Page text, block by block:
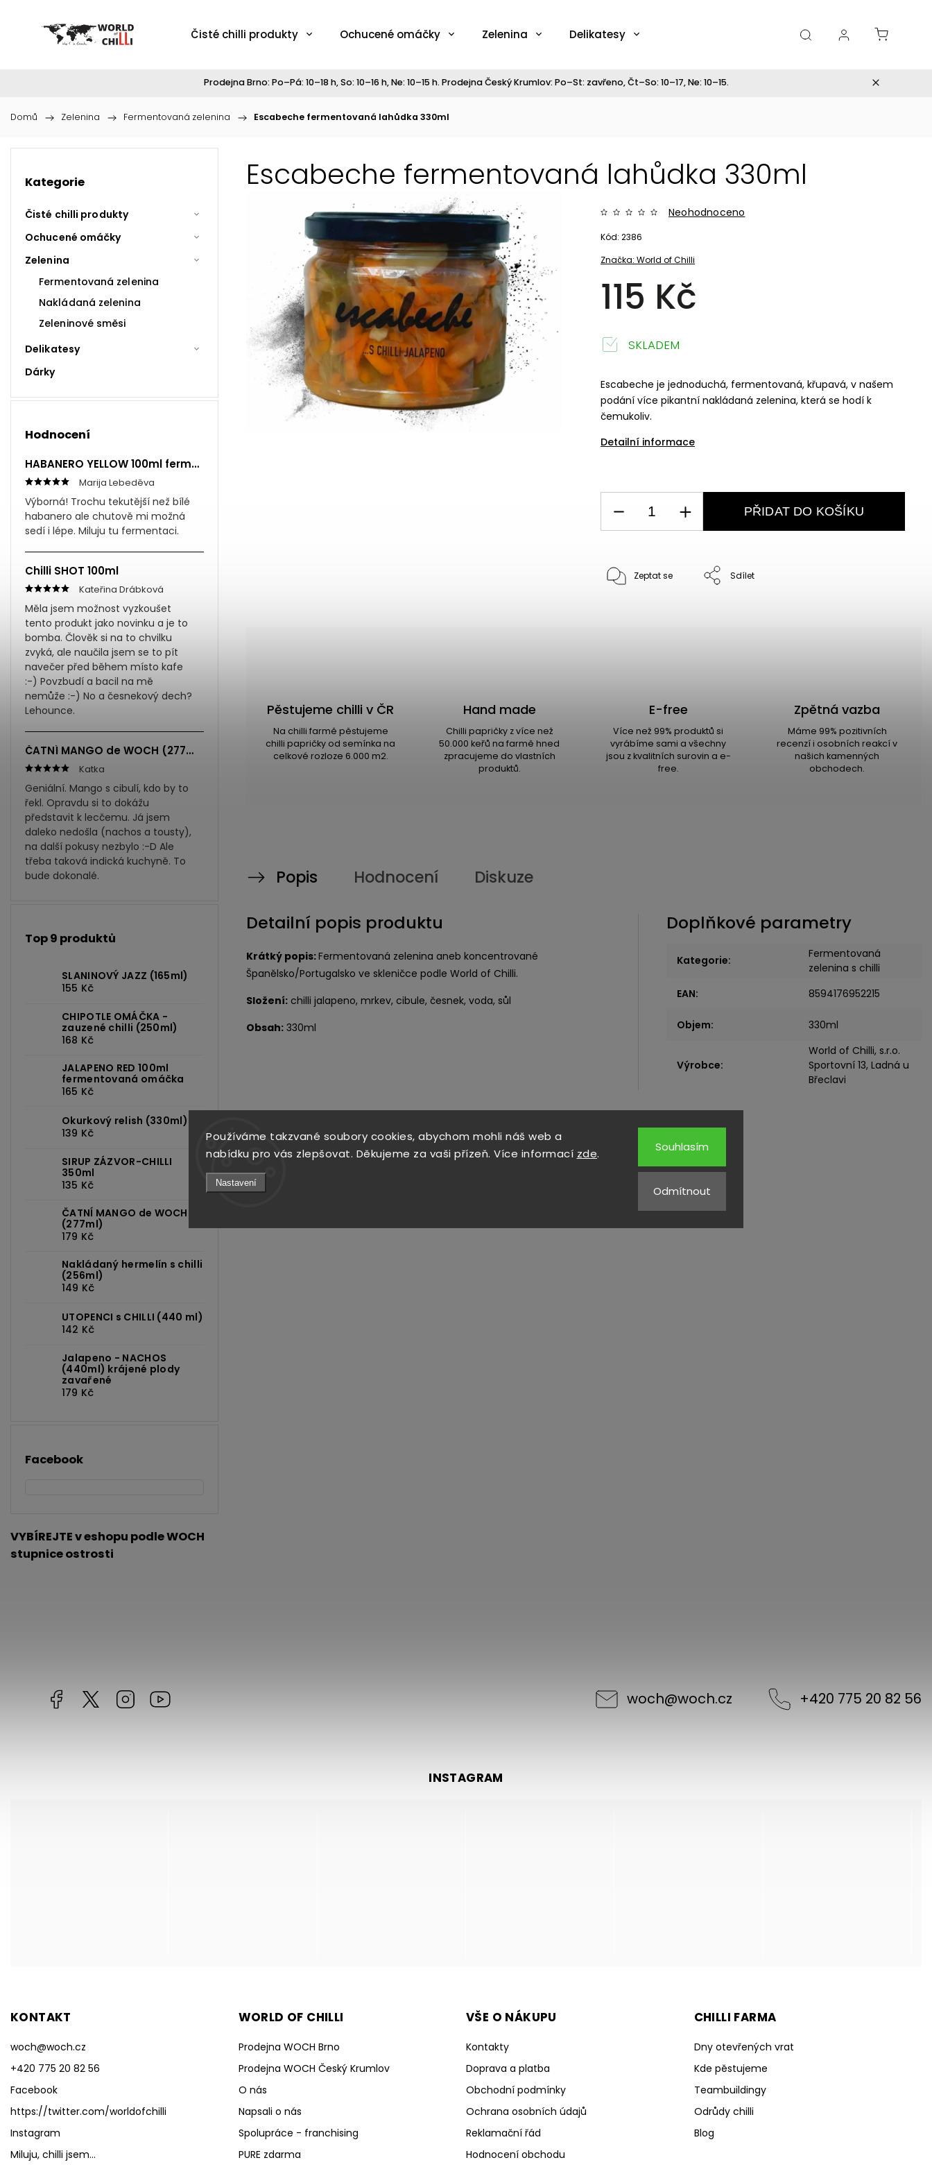
Používáme takzvané soubory cookies, abychom mohli náš web a
nabídku pro vás zlepšovat. Děkujeme za vaši přízeň. Více informací zde.
Nastavení
Odmítnout
Souhlasím
Čisté chilli produkty Ochucené omáčky Zelenina Delikatesy
Prodejna Brno: Po–Pá: 10–18 h, So: 10–16 h, Ne: 10–15 h. Prodejna Český Krumlov: Po–St: zavřeno, Čt–So: 10–17, Ne: 10–15.
Domů / Zelenina / Fermentovaná zelenina / Escabeche fermentovaná lahůdka 330ml
Kategorie
Čisté chilli produkty
Ochucené omáčky
Zelenina
Fermentovaná zelenina
Nakládaná zelenina
Zeleninové směsi
Delikatesy
Dárky
Hodnocení
HABANERO YELLOW 100ml fermentovaná omáčka
Marija Lebeděva
Výborná! Trochu tekutější než bílé
habanero ale chutově mi možná
sedí i lépe. Miluju tu fermentaci.
Chilli SHOT 100ml
Kateřina Drábková
Měla jsem možnost vyzkoušet
tento produkt jako novinku a je to
bomba. Člověk si na to chvilku
zvyká, ale naučila jsem se to pít
navečer před během místo kafe
:-) Povzbudí a bacil na mě
nemůže :-) No a česnekový dech?
Lehounce.
ČATNÍ MANGO de WOCH (277ml)
Katka
Geniální. Mango s cibulí, kdo by to
řekl. Opravdu si to dokážu
představit k lecčemu. Já jsem
daleko nedošla (nachos a tousty),
na další pokusy nezbylo :-D Ale
třeba taková indická kuchyně. To
bude dokonalé.
Top 9 produktů
SLANINOVÝ JAZZ (165ml)
155 Kč
CHIPOTLE OMÁČKA -
zauzené chilli (250ml)
168 Kč
JALAPENO RED 100ml
fermentovaná omáčka
165 Kč
Okurkový relish (330ml)
139 Kč
SIRUP ZÁZVOR-CHILLI
350ml
135 Kč
ČATNÍ MANGO de WOCH
(277ml)
179 Kč
Nakládaný hermelín s chilli
(256ml)
149 Kč
UTOPENCI s CHILLI (440 ml)
142 Kč
Jalapeno - NACHOS
(440ml) krájené plody
zavařené
179 Kč
Facebook
VYBÍREJTE v eshopu podle WOCH
stupnice ostrosti
Escabeche fermentovaná lahůdka 330ml
Značka: World of Chilli
Neohodnoceno
115 Kč
Kód: 2386
Escabeche je jednoduchá, fermentovaná, křupavá, v našem
podání více pikantní nakládaná zelenina, která se hodí k
čemukoliv.
Detailní informace
SKLADEM
PŘIDAT DO KOŠÍKU
Zeptat se Sdílet
Pěstujeme chilli v ČR
Na chilli farmě pěstujeme
chilli papričky od semínka na
celkové rozloze 6.000 m2.
Hand made
Chilli papričky z více než
50.000 keřů na farmě hned
zpracujeme do vlastních
produktů.
E-free
Více než 99% produktů si
vyrábíme sami a všechny
jsou z kvalitních surovin a e-
free.
Zpětná vazba
Máme 99% pozitivních
recenzí i osobních reakcí v
našich kamenných
obchodech.
Popis Hodnocení Diskuze
Detailní popis produktu
Krátký popis:Fermentovaná zelenina aneb koncentrované
Španělsko/Portugalsko ve skleničce podle World of Chilli.
Složení: chilli jalapeno, mrkev, cibule, česnek, voda, sůl
Obsah: 330ml
Doplňkové parametry
Kategorie:
Fermentovaná
zelenina s chilli
EAN: 8594176952215
Objem: 330ml
Výrobce:
World of Chilli, s.r.o.
Sportovní 13, Ladná u
Břeclavi
Facebookhttps://twitter.com/worldofchilli
Instagram woch@woch.cz +420 775 20 82 56
KONTAKT
woch@woch.cz
+420 775 20 82 56
Facebook
https://twitter.com/worldofchilli
Instagram
Miluju, chilli jsem...
WORLD OF CHILLI
Prodejna WOCH Brno
Prodejna WOCH Český Krumlov
O nás
Napsali o nás
Spolupráce - franchising
PURE zdarma
VŠE O NÁKUPU
Kontakty
Doprava a platba
Obchodní podmínky
Ochrana osobních údajů
Reklamační řád
Hodnocení obchodu
CHILLI FARMA
Dny otevřených vrat
Kde pěstujeme
Teambuildingy
Odrůdy chilli
Blog
INSTAGRAM